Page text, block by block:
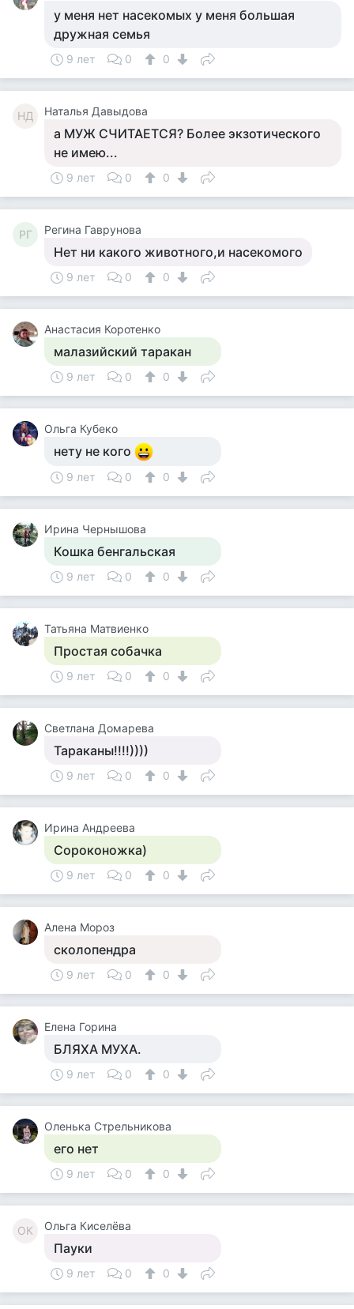
у меня нет насекомых у меня большая
дружная семья
9 лет 0 0
НД Наталья Давыдова
а МУЖ СЧИТАЕТСЯ? Более экзотического
не имею...
9 лет 0 0
РГ Регина Гаврунова
Нет ни какого животного,и насекомого
9 лет 0 0
Анастасия Коротенко
малазийский таракан
9 лет 0 0
Ольга Кубеко
нету не кого
9 лет 0 0
Ирина Чернышова
Кошка бенгальская
9 лет 0 0
Татьяна Матвиенко
Простая собачка
9 лет 0 0
Светлана Домарева
Тараканы!!!!))))
9 лет 0 0
Ирина Андреева
Сороконожка)
9 лет 0 0
Алена Мороз
сколопендра
9 лет 0 0
Елена Горина
БЛЯХА МУХА.
9 лет 0 0
Оленька Стрельникова
его нет
9 лет 0 0
ОК Ольга Киселёва
Пауки
9 лет 0 0